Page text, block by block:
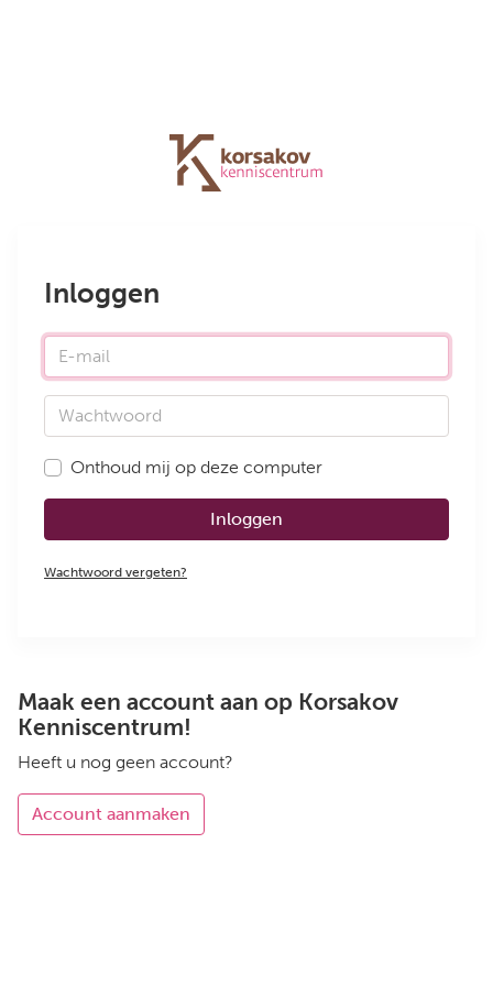
Inloggen
E-mail
Wachtwoord
Onthoud mij op deze computer
Inloggen
Wachtwoord vergeten?
Maak een account aan op Korsakov
Kenniscentrum!
Heeft u nog geen account?
Account aanmaken